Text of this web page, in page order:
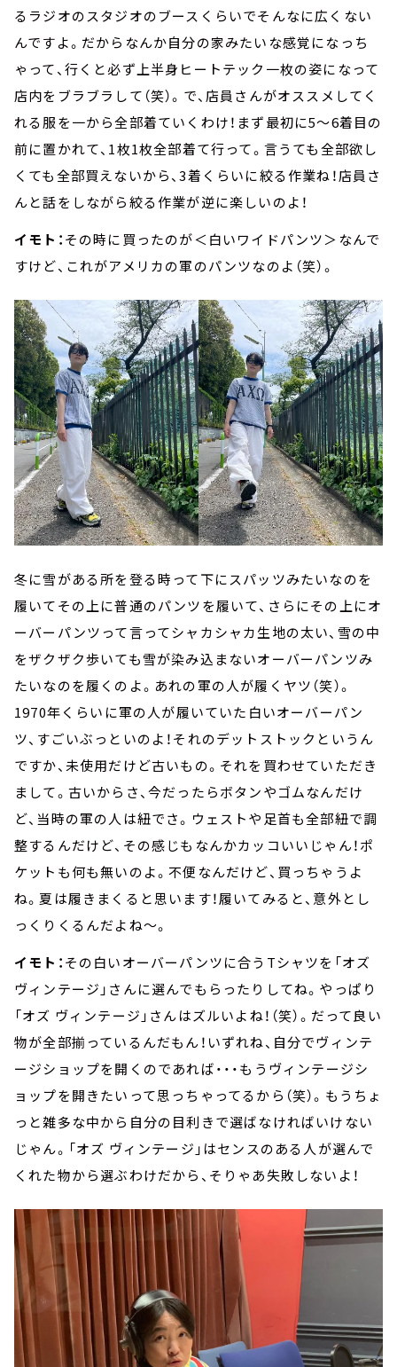
るラジオのスタジオのブースくらいでそんなに広くない
んですよ。だからなんか自分の家みたいな感覚になっち
ゃって、行くと必ず上半身ヒートテック一枚の姿になって
店内をブラブラして（笑）。で、店員さんがオススメしてく
れる服を一から全部着ていくわけ！まず最初に5～6着目の
前に置かれて、1枚1枚全部着て行って。言うても全部欲し
くても全部買えないから、3着くらいに絞る作業ね！店員さ
んと話をしながら絞る作業が逆に楽しいのよ！
イモト：その時に買ったのが＜白いワイドパンツ＞なんで
すけど、これがアメリカの軍のパンツなのよ（笑）。
冬に雪がある所を登る時って下にスパッツみたいなのを
履いてその上に普通のパンツを履いて、さらにその上にオ
ーバーパンツって言ってシャカシャカ生地の太い、雪の中
をザクザク歩いても雪が染み込まないオーバーパンツみ
たいなのを履くのよ。あれの軍の人が履くヤツ（笑）。
1970年くらいに軍の人が履いていた白いオーバーパン
ツ、すごいぶっといのよ！それのデットストックというん
ですか、未使用だけど古いもの。それを買わせていただき
まして。古いからさ、今だったらボタンやゴムなんだけ
ど、当時の軍の人は紐でさ。ウェストや足首も全部紐で調
整するんだけど、その感じもなんかカッコいいじゃん！ポ
ケットも何も無いのよ。不便なんだけど、買っちゃうよ
ね。夏は履きまくると思います！履いてみると、意外とし
っくりくるんだよね～。
イモト：その白いオーバーパンツに合うTシャツを「オズ
ヴィンテージ」さんに選んでもらったりしてね。やっぱり
「オズ ヴィンテージ」さんはズルいよね！（笑）。だって良い
物が全部揃っているんだもん！いずれね、自分でヴィンテ
ージショップを開くのであれば・・・もうヴィンテージシ
ョップを開きたいって思っちゃってるから（笑）。もうちょ
っと雑多な中から自分の目利きで選ばなければいけない
じゃん。「オズ ヴィンテージ」はセンスのある人が選んで
くれた物から選ぶわけだから、そりゃあ失敗しないよ！